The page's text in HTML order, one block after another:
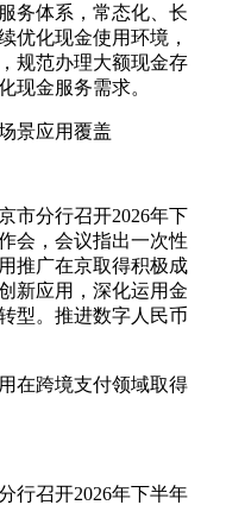
务体系，常态化、长
优化现金使用环境，
规范办理大额现金存
现金服务需求。
景应用覆盖
市分行召开2026年下
会，会议指出一次性
推广在京取得积极成
新应用，深化运用金
型。推进数字人民币
在跨境支付领域取得
行召开2026年下半年